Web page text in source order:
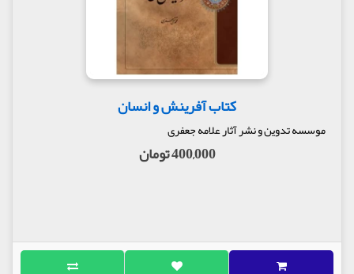
کتاب آفرینش و انسان
موسسه تدوین و نشر آثار علامه جعفری
400,000 تومان